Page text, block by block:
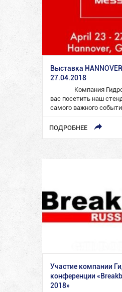
Выставка
27.04.2018
Компания
вас посетить наш
самого важного
ПОДРОБНЕЕ
Участие компании
конференции
2018»